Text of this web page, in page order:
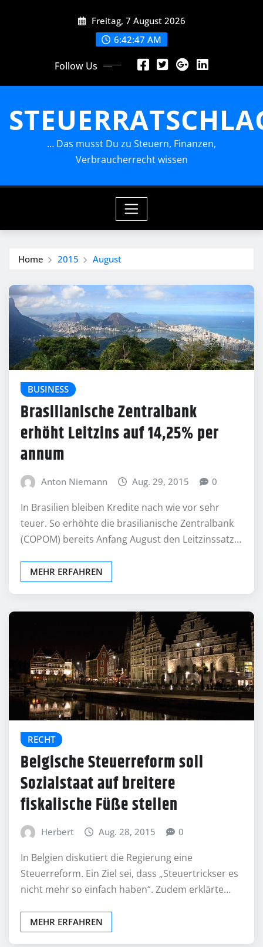
Freitag, 7 August 2026
6:42:49 AM
Follow Us
… Das musst Du zu Steuern, Finanzen,
Verbraucherrecht wissen
Home 2015 August
BUSINESS
Brasilianische Zentralbank
erhöht Leitzins auf 14,25% per
annum
Anton Niemann Aug. 29, 2015 0
In Brasilien bleiben Kredite nach wie vor sehr
teuer. So erhöhte die brasilianische Zentralbank
(COPOM) bereits Anfang August den Leitzinssatz…
MEHR ERFAHREN
RECHT
Belgische Steuerreform soll
Sozialstaat auf breitere
fiskalische Füße stellen
Herbert Aug. 28, 2015 0
In Belgien diskutiert die Regierung eine
Steuerreform. Ein Ziel sei, dass „Steuertrickser es
nicht mehr so einfach haben“. Zudem erklärte…
MEHR ERFAHREN